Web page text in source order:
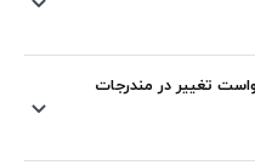
تغییر در مندرجات